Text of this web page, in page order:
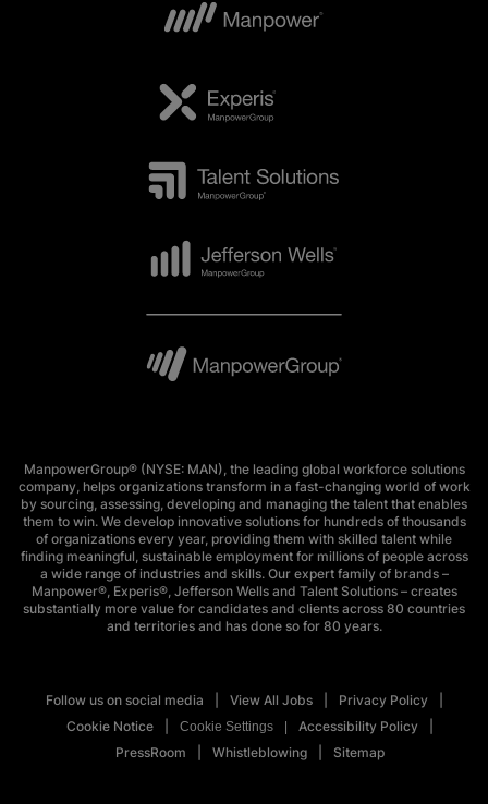
ManpowerGroup® (NYSE: MAN), the leading global workforce solutions
company, helps organizations transform in a fast-changing world of work
by sourcing, assessing, developing and managing the talent that enables
them to win. We develop innovative solutions for hundreds of thousands
of organizations every year, providing them with skilled talent while
finding meaningful, sustainable employment for millions of people across
a wide range of industries and skills. Our expert family of brands –
Manpower®, Experis®, Jefferson Wells and Talent Solutions – creates
substantially more value for candidates and clients across 80 countries
and territories and has done so for 80 years.
Follow us on social media View All Jobs
Privacy Policy
Cookie Notice
Cookie Settings
Accessibility Policy
PressRoom
Whistleblowing Sitemap